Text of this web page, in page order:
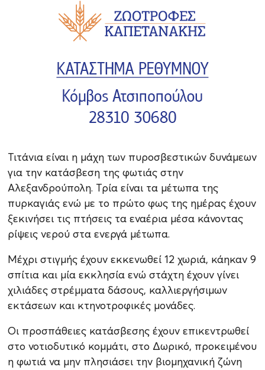
Τιτάνια είναι η μάχη των πυροσβεστικών δυνάμεων
για την κατάσβεση της φωτιάς στην
Αλεξανδρούπολη. Τρία είναι τα μέτωπα της
πυρκαγιάς ενώ με το πρώτο φως της ημέρας έχουν
ξεκινήσει τις πτήσεις τα εναέρια μέσα κάνοντας
ρίψεις νερού στα ενεργά μέτωπα.
Μέχρι στιγμής έχουν εκκενωθεί 12 χωριά, κάηκαν 9
σπίτια και μία εκκλησία ενώ στάχτη έχουν γίνει
χιλιάδες στρέμματα δάσους, καλλιεργήσιμων
εκτάσεων και κτηνοτροφικές μονάδες.
Οι προσπάθειες κατάσβεσης έχουν επικεντρωθεί
στο νοτιοδυτικό κομμάτι, στο Δωρικό, προκειμένου
η φωτιά να μην πλησιάσει την βιομηχανική ζώνη